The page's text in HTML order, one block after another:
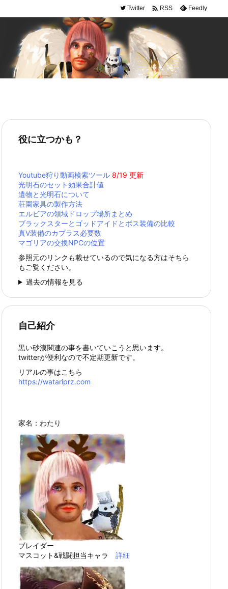
Twitter  RSS Feedly
役に立つかも？
Youtube狩り動画検索ツール 8/19 更新
光明石のセット効果合計値
遺物と光明石について
荘園家具の製作方法
エルビアの領域ドロップ場所まとめ
ブラックスターとゴッドアイドとボス装備の比較
真Ⅴ装備のカプラス必要数
マゴリアの交換NPCの位置
参照元のリンクも載せているので気になる方はそちら
もご覧ください。
過去の情報を見る
自己紹介
黒い砂漠関連の事を書いていこうと思います。
twitterが便利なので不定期更新です。
リアルの事はこちら
https://watariprz.com
家名：わたり
ブレイダー
マスコット&戦闘担当キャラ 詳細